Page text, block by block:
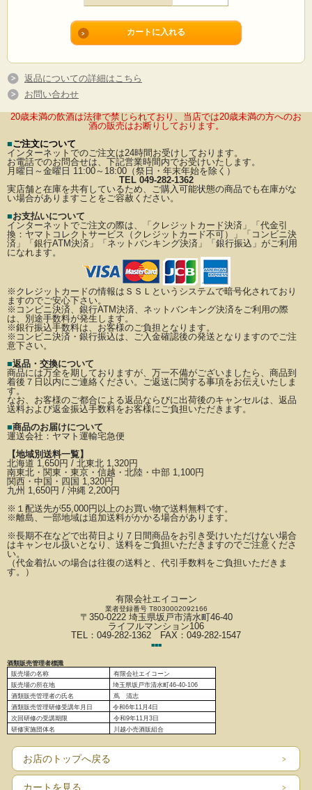
返品についての詳細はこちら
お問い合わせ
20歳未満の飲酒は法律で禁じられており、当店では20歳未満の方へのお
酒の販売はお断りしております。
■ご注文について
インターネットでのご注文は24時間お受けしております。
お電話でのお問合せは、下記営業時間内でお受けいたします。
月曜日～金曜日 11:00～18:00（祭日・年末年始を除く）
TEL 049-282-1362
実店舗と在庫を共有しているため、ご購入可能状態の商品でも在庫がな
い場合がありますことをご容赦ください。
■お支払いについて
インターネットでご注文の際は、「クレジットカード決済」「代金引
換：ヤマトコレクトサービス（クレジットカード不可）」
「コンビニ決
済」「銀行ATM決済」「ネットバンキング決済」「銀行振込」がご利用
になれます。
※クレジットカードの情報はＳＳＬというシステムで暗号化されており
ますのでご安心下さい。
※コンビニ決済、銀行ATM決済、ネットバンキング決済をご利用の際
は、別途手数料が発生します。
※銀行振込手数料は、お客様のご負担となります。
※コンビニ決済・銀行振込は、ご入金確認後の発送となりますのでご注
意下さい。
■返品・交換について
商品には万全を期しておりますが、万一不備がございましたら、商品到
着後７日以内にご連絡ください。
ご返送に関する事項をお伝えいたしま
す。
なお、お客様のご都合による返品ならびに出荷後のキャンセルは、返品
送料および返金振込手数料をお客様にご負担いただきます。
■商品のお届けについて
運送会社： ヤマト運輸宅急便
【地域別送料一覧】
北海道 1,650円 / 北東北 1,320円
南東北・関東・東京・信越・北陸・中部 1,100円
関西・中国・四国 1,320円
九州 1,650円 / 沖縄 2,200円
※ １配送先が55,000円以上のお買い物で送料無料です。
※離島、一部地域は追加送料がかかる場合があります。
※長期不在などで出荷日より７日間商品をお引き受けいただけない場合
はキャンセル扱いとなり、 送料をご負担いただきますのでご注意くださ
い。
（代金着払いの場合は往復の送料と、代引手数料をご負担いただきま
す。）
有限会社エイコーン
業者登録番号 T8030002092166
〒350-0222 埼玉県坂戸市清水町46-40
ライフルマンション106
TEL：049-282-1362 FAX：049-282-1547
■■■
酒類販売管理者標識
販売場の名称
有限会社エイコーン
販売場の所在地
埼玉県坂戸市清水町46-40-106
酒類販売管理者の氏名
蔦 清志
酒類販売管理研修受講年月日
令和6年11月4日
次回研修の受講期限
令和9年11月3日
研修実施団体名
川越小売酒販組合
お店のトップへ戻る
カートを見る